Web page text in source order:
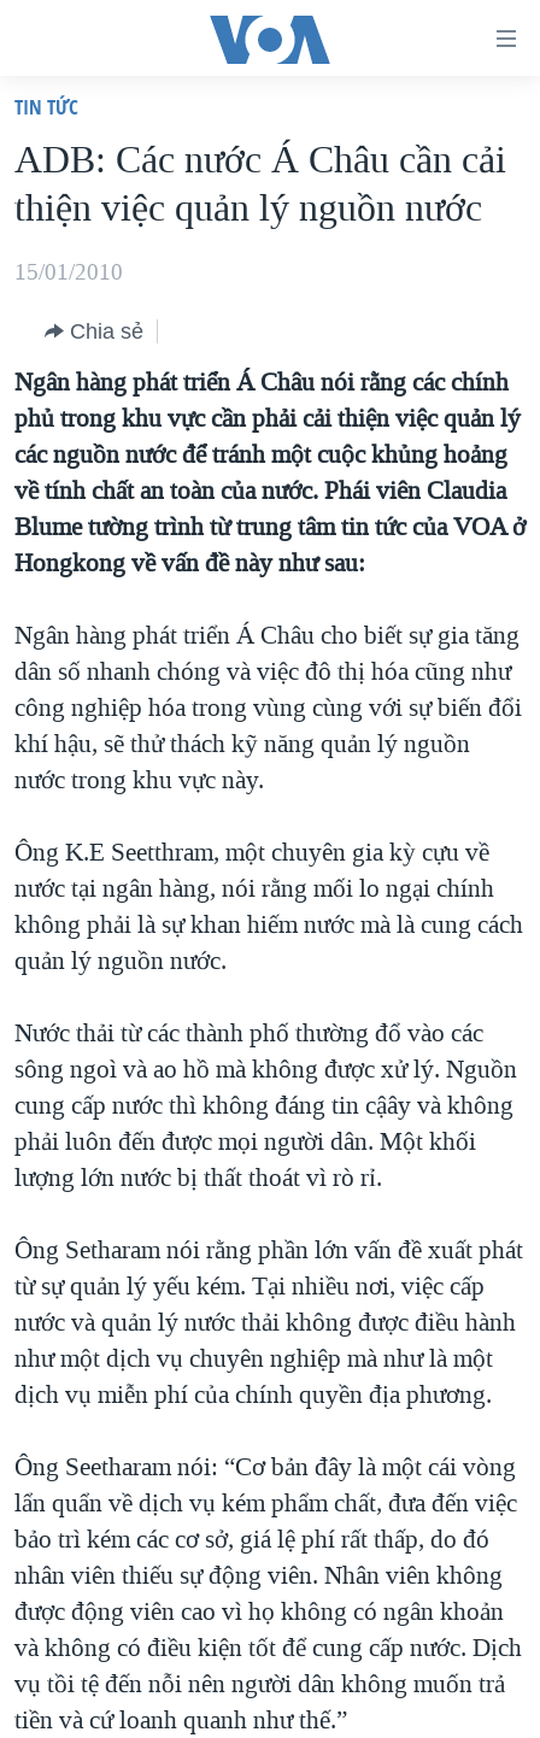
truy
cập
Tới
dung
chính
điều
hướng
chính
Đi
tới
"Tìm"
VIỆT NAM
HOA KỲ
BIỂN ĐÔNG
BLOG
DIỄN ĐÀN
MỤC
TỰ DO BÁO CHÍ
VẠCH TRẦN TIN GIẢ
NGƯỜI VIỆT HẢI NGOẠI
KHOA HỌC
SỨC KHOẺ
VĂN HOÁ
GIÁO DỤC
CHUYÊN ĐỀ
CHIẾN TRANH THƯƠNG MẠI CỦA MỸ: QUÁ KHỨ VÀ HIỆN
MỘT NĂM CHIẾN TRANH TẠI DẢI GAZA
GIẢI MÃ VÀNH ĐAI & CON ĐƯỜNG
NGÀY TỊ NẠN THẾ GIỚI
TRỊNH VĨNH BÌNH - NGƯỜI HẠ 'BÊN THẮNG CUỘC'
CHI PHÍ CHIẾN TRANH AFGHANISTAN
CÁC GIÁ TRỊ CỘNG HÒA Ở VIỆT NAM
THƯỢNG ĐỈNH TRUMP-KIM TẠI VIỆT NAM
TRỊNH VĨNH BÌNH VS. CHÍNH PHỦ VIỆT NAM
NGƯ DÂN VIỆT VÀ LÀN SÓNG TRỘM HẢI SÂM
BÊN KIA QUỐC LỘ: TIẾNG VỌNG TỪ NÔNG THÔN MỸ
QUAN HỆ VIỆT MỸ
HỌC TIẾNG ANH
VIDEO
MẠNG XÃ HỘI
Ngôn ngữ khác
TIN TỨC
ADB: Các nước Á Châu cần cải
thiện việc quản lý nguồn nước
15/01/2010
Chia sẻ
Ngân hàng phát triển Á Châu nói rằng các chính
phủ trong khu vực cần phải cải thiện việc quản lý
các nguồn nước để tránh một cuộc khủng hoảng
về tính chất an toàn của nước. Phái viên Claudia
Blume tường trình từ trung tâm tin tức của VOA ở
Hongkong về vấn đề này như sau:
Ngân hàng phát triển Á Châu cho biết sự gia tăng
dân số nhanh chóng và việc đô thị hóa cũng như
công nghiệp hóa trong vùng cùng với sự biến đổi
khí hậu, sẽ thử thách kỹ năng quản lý nguồn
nước trong khu vực này.
Ông K.E Seetthram, một chuyên gia kỳ cựu về
nước tại ngân hàng, nói rằng mối lo ngại chính
không phải là sự khan hiếm nước mà là cung cách
quản lý nguồn nước.
Nước thải từ các thành phố thường đổ vào các
sông ngoì và ao hồ mà không được xử lý. Nguồn
cung cấp nước thì không đáng tin cậây và không
phải luôn đến được mọi người dân. Một khối
lượng lớn nước bị thất thoát vì rò rỉ.
Ông Setharam nói rằng phần lớn vấn đề xuất phát
từ sự quản lý yếu kém. Tại nhiều nơi, việc cấp
nước và quản lý nước thải không được điều hành
như một dịch vụ chuyên nghiệp mà như là một
dịch vụ miễn phí của chính quyền địa phương.
Ông Seetharam nói: “Cơ bản đây là một cái vòng
lẩn quẩn về dịch vụ kém phẩm chất, đưa đến việc
bảo trì kém các cơ sở, giá lệ phí rất thấp, do đó
nhân viên thiếu sự động viên. Nhân viên không
được động viên cao vì họ không có ngân khoản
và không có điều kiện tốt để cung cấp nước. Dịch
vụ tồi tệ đến nỗi nên người dân không muốn trả
tiền và cứ loanh quanh như thế.”